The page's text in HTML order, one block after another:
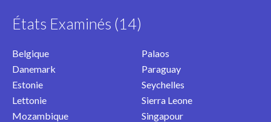
États Examinés (14)
Belgique
Danemark
Estonie
Lettonie
Mozambique
Palaos
Paraguay
Seychelles
Sierra Leone
Singapour